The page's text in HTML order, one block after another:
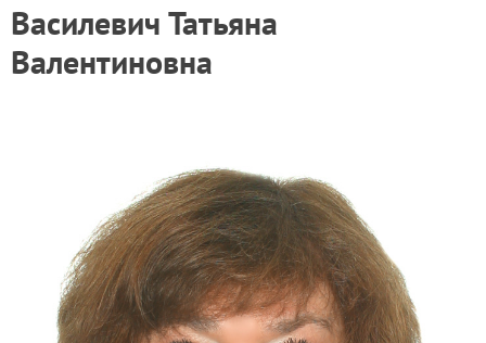
Василевич Татьяна
Валентиновна